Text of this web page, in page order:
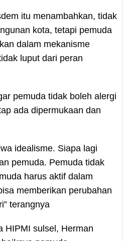
itu menambahkan, tidak
kota, tetapi pemuda
dalam mekanisme
luput dari peran
pemuda tidak boleh alergi
ada dipermukaan dan
idealisme. Siapa lagi
pemuda. Pemuda tidak
harus aktif dalam
memberikan perubahan
terangnya
HIPMI sulsel, Herman